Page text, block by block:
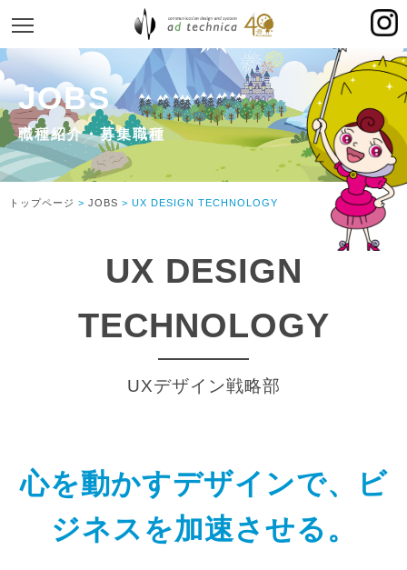
MENU
AWNTOWN
PROLOGUE
PROLOGUE
VISION
TOP MESSAGE
SDGs
BUSINESS
JOBS
トップページ > JOBS > UX DESIGN TECHNOLOGY
UX DESIGN
TECHNOLOGY
UXデザイン戦略部
心を動かすデザインで、ビ
ジネスを加速させる。